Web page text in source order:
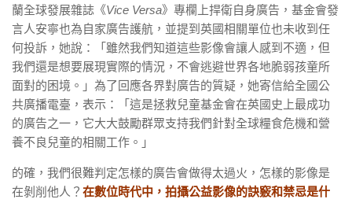
蘭全球發展雜誌《Vice Versa》專欄上捍衛自身廣告，基金會發
言人安寧也為自家廣告護航，並提到英國相關單位也未收到任
何投訴，她說：「雖然我們知道這些影像會讓人感到不適，但
我們還是想要展現實際的情況，不會逃避世界各地脆弱孩童所
面對的困境。」為了回應各界對廣告的質疑，她寄信給全國公
共廣播電臺，表示：「這是拯救兒童基金會在英國史上最成功
的廣告之一，它大大鼓勵群眾支持我們針對全球糧食危機和營
養不良兒童的相關工作。」
的確，我們很難判定怎樣的廣告會做得太過火，怎樣的影像是
在剝削他人？ 在數位時代中，拍攝公益影像的訣竅和禁忌是什